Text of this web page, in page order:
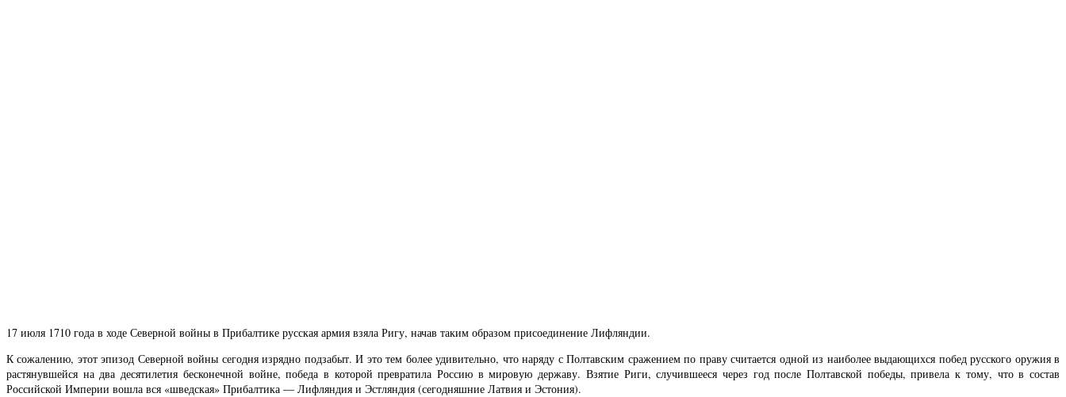
17 июля 1710 года в ходе Северной войны в Прибалтике русская армия взяла Ригу, начав таким образом присоединение Лифляндии.
К сожалению, этот эпизод Северной войны сегодня изрядно подзабыт. И это тем более удивительно, что наряду с Полтавским сражением по праву считается одной из наиболее выдающихся побед русского оружия в
растянувшейся на два десятилетия бесконечной войне, победа в которой превратила Россию в мировую державу. Взятие Риги, случившееся через год после Полтавской победы, привела к тому, что в состав
Российской Империи вошла вся «шведская» Прибалтика — Лифляндия и Эстляндия (сегодняшние Латвия и Эстония).